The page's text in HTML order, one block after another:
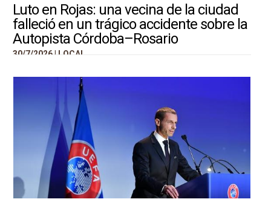
Luto en Rojas: una vecina de la ciudad
falleció en un trágico accidente sobre la
Autopista Córdoba–Rosario
30/7/2026 | LOCAL